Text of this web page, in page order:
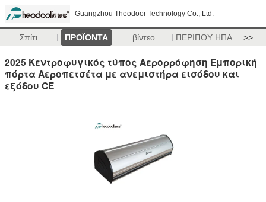
Guangzhou Theodoor Technology Co., Ltd.
Σπίτι ΠΡΟΪΟΝΤΑ βίντεο ΠΕΡΙΠΟΥ ΗΠΑ >>
2025 Κεντροφυγικός τύπος Αερορρόφηση Εμπορική
πόρτα Αεροπετσέτα με ανεμιστήρα εισόδου και
εξόδου CE